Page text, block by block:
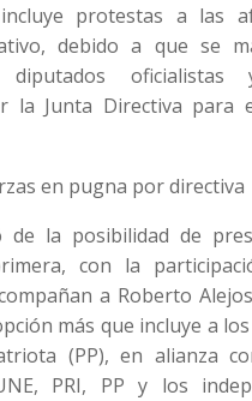
protestas a las
debido a que se
oficialistas
la Junta Directiva para
de la posibilidad de
con la
a Roberto
más que incluye a
(PP), en alianza
PRI, PP y los